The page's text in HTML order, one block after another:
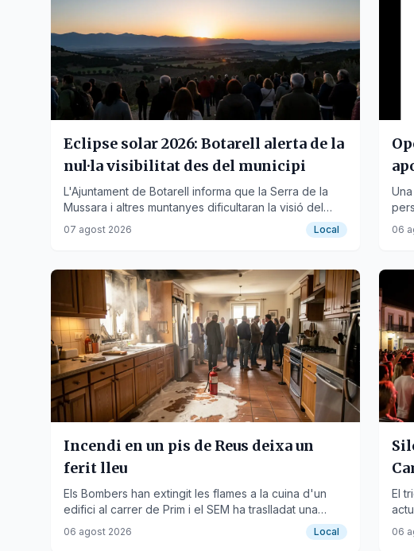
Eclipse solar 2026: Botarell alerta de la
nul·la visibilitat des del municipi
L'Ajuntament de Botarell informa que la Serra de la
Mussara i altres muntanyes dificultaran la visió del
fenomen astronòmic del proper 12 d'agost.
07 agost 2026 Local 06
Incendi en un pis de Reus deixa un
ferit lleu
Els Bombers han extingit les flames a la cuina d'un
edifici al carrer de Prim i el SEM ha traslladat una
persona a l'hospital.
06 agost 2026 Local
El
06